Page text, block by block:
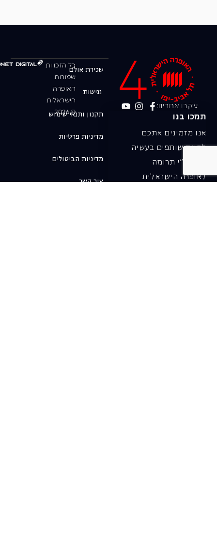
עקבו אחרינו:
תמכו בנו
אנו מזמינים אתכם
להיות שותפים בעשיה
שלנו ע"י תרומה
לאופרה הישראלית
כל הזכויות
שמורות
האופרה
הישראלית
© 2026
שכירת אולם
נגישות
תקנון ותנאי שימוש
מדיניות פרטיות
מדיניות הביטולים
צור קשר